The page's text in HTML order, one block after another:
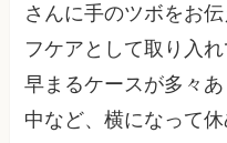
さんに手のツボをお
フケアとして取り入
早まるケースが多々
中など、横になって